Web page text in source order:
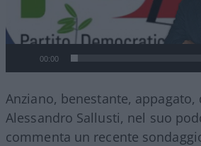
00:00
Anziano, benestante,
Alessandro Sallusti, nel suo
commenta un recente